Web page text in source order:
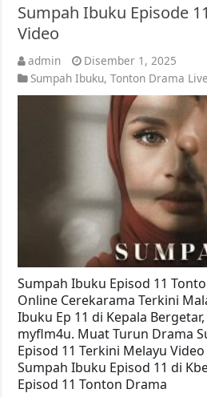
Sumpah Ibuku Episode
Video
admin
Disember 1, 2025
Sumpah Ibuku,Tonton Drama Live
Sumpah Ibuku Episod 11
Online Cerekarama Terkini
Ibuku Ep 11 di Kepala
myflm4u. Muat Turun Drama
Episod 11 Terkini Melayu
Sumpah Ibuku Episod 11 di
Episod 11 Tonton Drama